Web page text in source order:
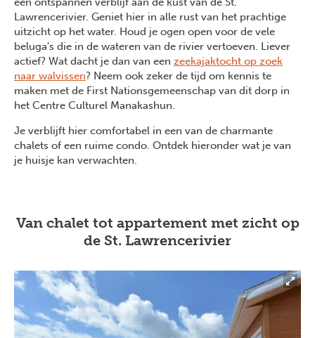
Lawrencerivier. Geniet hier in alle rust van het prachtige
uitzicht op het water. Houd je ogen open voor de vele
beluga's die in de wateren van de rivier vertoeven. Liever
actief? Wat dacht je dan van een zeekajaktocht op zoek
naar walvissen? Neem ook zeker de tijd om kennis te
maken met de First Nationsgemeenschap van dit dorp in
het Centre Culturel Manakashun.
Je verblijft hier comfortabel in een van de charmante
chalets of een ruime condo. Ontdek hieronder wat je van
je huisje kan verwachten.
Van chalet tot appartement met zicht op
de St. Lawrencerivier